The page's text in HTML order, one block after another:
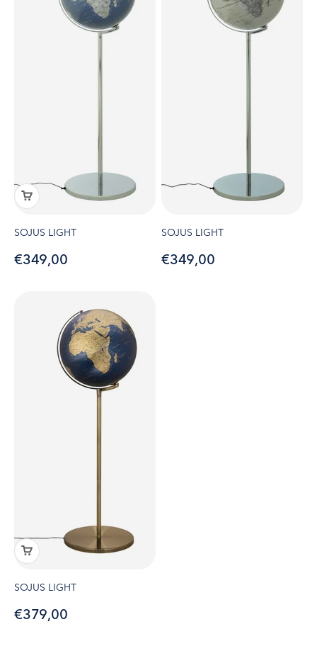
SOJUS LIGHT
Angebot
€349,00
SOJUS LIGHT
Angebot
€349,00
SOJUS LIGHT
Angebot
€379,00